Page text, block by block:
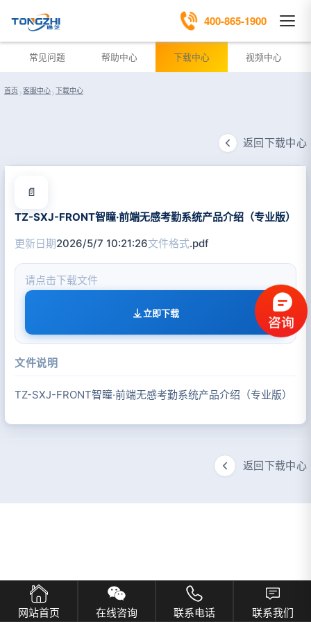
400-865-1900
网站首页 在线咨询 联系电话 联系我们
常见问题 帮助中心 下载中心 视频中心
首页›客服中心›下载中心
返回下载中心
📄
TZ-SXJ-FRONT智瞳·前端无感考勤系统产品介绍（专业版）
更新日期2026/5/7 10:21:26文件格式.pdf
请点击下载文件
立即下载
文件说明
TZ-SXJ-FRONT智瞳·前端无感考勤系统产品介绍（专业版）
返回下载中心